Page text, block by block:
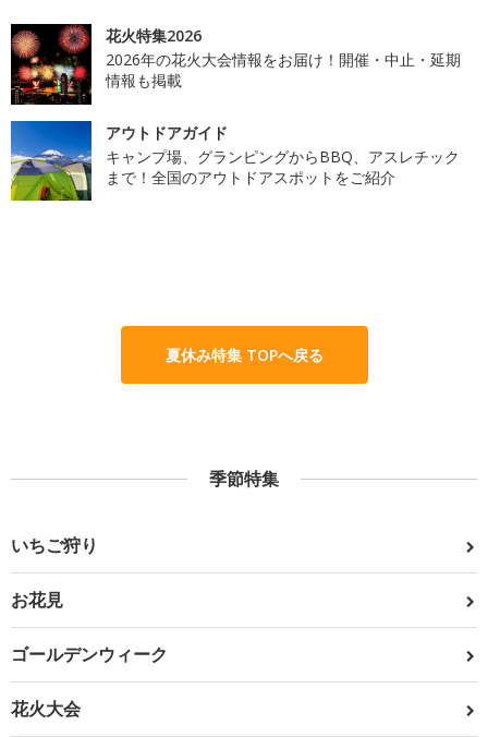
花火特集2026
2026年の花火大会情報をお届け！開催・中止・延期
情報も掲載
アウトドアガイド
キャンプ場、グランピングからBBQ、アスレチック
まで！全国のアウトドアスポットをご紹介
夏休み特集 TOPへ戻る
季節特集
いちご狩り
お花見
ゴールデンウィーク
花火大会